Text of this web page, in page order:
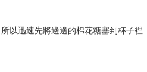
以迅速先將邊邊的棉花糖塞到杯子裡